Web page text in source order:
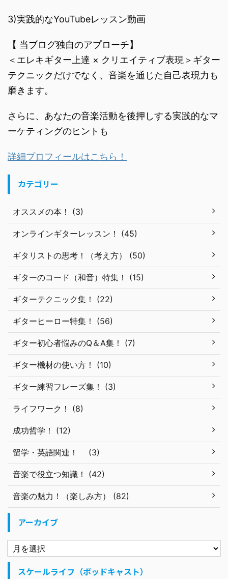
3)実践的なYouTubeレッスン動画
【 当ブログ独自のアプローチ】
＜エレキギター上達 × クリエイティブ表現＞ギター
テクニックだけでなく、音楽を通じた自己表現力も
磨きます。
さらに、あなたの音楽活動を後押しする実践的なマ
ーケティングのヒントも
詳細プロフィールはこちら！
カテゴリー
オススメの本！ (3)
オンラインギターレッスン！ (45)
ギタリストの思考！（考え方） (50)
ギターのコード（和音）特集！ (15)
ギターテクニック集！ (22)
ギターヒーロー特集！ (56)
ギター初心者悩みのQ＆A集！ (7)
ギター機材の使い方！ (10)
ギター練習フレーズ集！ (3)
ライフワーク！ (8)
成功哲学！ (12)
留学・英語関連！ (3)
音楽で役立つ知識！ (42)
音楽の魅力！（楽しみ方） (82)
アーカイブ
スケールライフ（ポッドキャスト）